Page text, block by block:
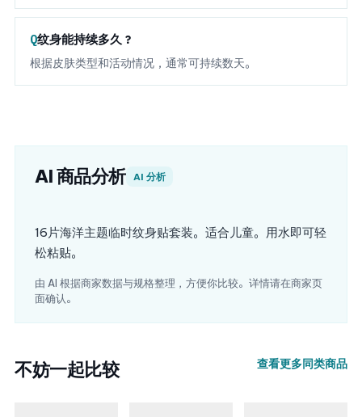
纹身能持续多久？
根据皮肤类型和活动情况，通常可持续数天。
AI 商品分析 AI 分析
16片海洋主题临时纹身贴套装。适合儿童。用水即可轻
松粘贴。
由 AI 根据商家数据与规格整理，方便你比较。详情请在商家页
面确认。
不妨一起比较 查看更多同类商品